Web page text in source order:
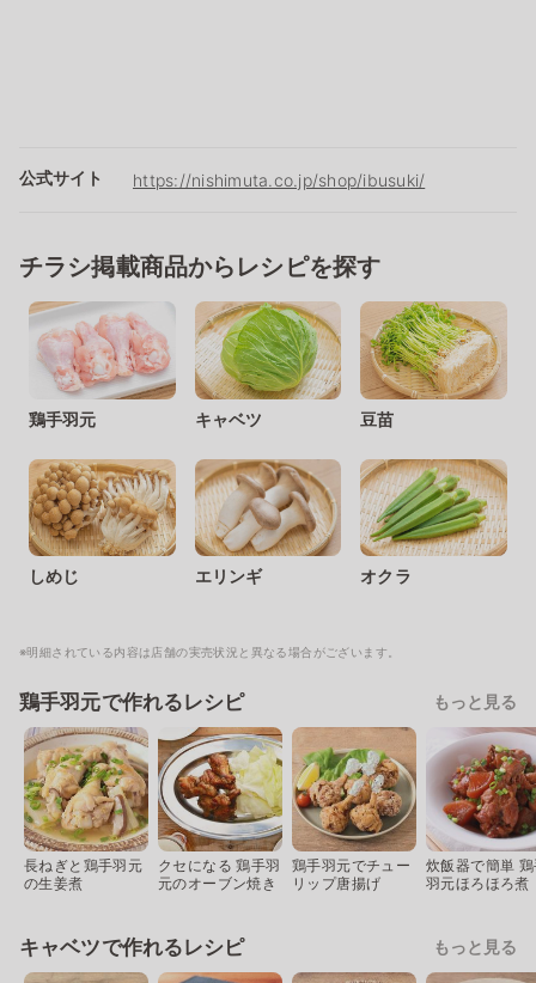
公式サイト https://nishimuta.co.jp/shop/ibusuki/
チラシ掲載商品からレシピを探す
鶏手羽元 キャベツ 豆苗
しめじ エリンギ オクラ
※明細されている内容は店舗の実売状況と異なる場合がございます。
鶏手羽元で作れるレシピ もっと見る
長ねぎと鶏手羽元
の生姜煮
クセになる 鶏手羽
元のオーブン焼き
鶏手羽元でチュー
リップ唐揚げ
炊飯器で簡単
羽元ほろほろ煮
キャベツで作れるレシピ もっと見る